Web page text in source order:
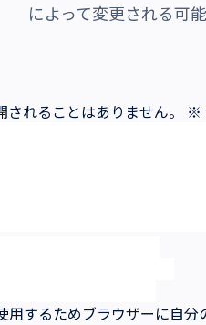
によって変更される可
れることはありません。
※
用するためブラウザーに自分